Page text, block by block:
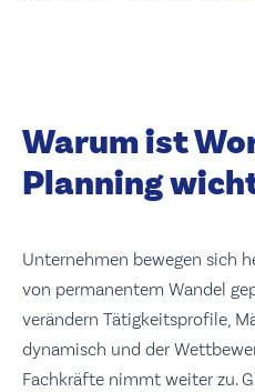
Warum ist
Planning
Unternehmen bewegen sich
von permanentem Wandel
verändern Tätigkeitsprofile,
dynamisch und der
Fachkräfte nimmt weiter zu.